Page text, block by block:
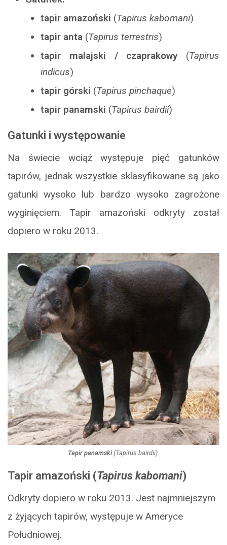
tapir amazoński (Tapirus kabomani)
tapir anta (Tapirus terrestris)
tapir malajski / czaprakowy(Tapirus
indicus)
tapir górski (Tapirus pinchaque)
tapir panamski (Tapirus bairdii)
Gatunki i występowanie
Na świecie wciąż występuje pięć gatunków
tapirów, jednak wszystkie sklasyfikowane są jako
gatunki wysoko lub bardzo wysoko zagrożone
wyginięciem. Tapir amazoński odkryty został
dopiero w roku 2013.
Tapir panamski(Tapirus bairdii).
Tapir amazoński (Tapirus kabomani)
Odkryty dopiero w roku 2013. Jest najmniejszym
z żyjących tapirów, występuje w Ameryce
Południowej.